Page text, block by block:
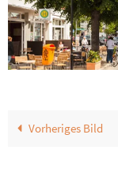
Vorheriges Bild